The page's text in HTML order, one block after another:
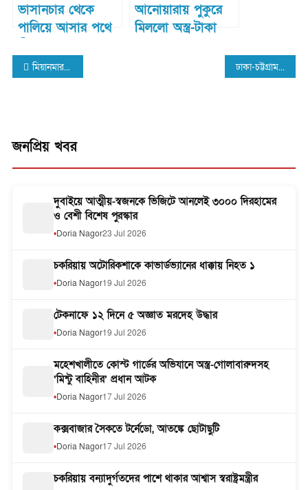
ভাসানচার থেকে
পালিয়ে আসার পথে
পড়লো ৪২ রোহিঙ্গা
আনোয়ারায় পুকুরে
মিললো অস্ত্র-টাকা
Post
মিয়ানমার থেকে ছোড়া গুলিতে বাংলাদেশি জেলে আহত ঢাকা-চট্টগ্রাম মহাসড়কের মিরসরাই এলাকায় সড়ক দূর্ঘটনায় ৩ জন নিহত
জনপ্রিয় খবর
দুবাইয়ে আত্মীয়-স্বজনকে ভিজিটে আনলেই ৩০০০ দিরহামের
ও বেশী বিশেষ পুরস্কার
Doria Nagor23 Jul 2026
চকরিয়ায় অটোরিকশাকে কাভার্ডভ্যানের ধাক্কায় নিহত ১
Doria Nagor19 Jul 2026
টেকনাফে ১২ দিনে ৫ অজ্ঞাত মরদেহ উদ্ধার
Doria Nagor19 Jul 2026
মহেশখালীতে কোস্ট গার্ডের অভিযানে অস্ত্র-গোলাবারুদসহ
‘মিন্টু বাহিনীর’ প্রধান আটক
Doria Nagor17 Jul 2026
কক্সবাজার সৈকতে টর্নেডো, আতঙ্কে ছোটাছুটি
Doria Nagor17 Jul 2026
চকরিয়ায় বন্যাদুর্গতদের পাশে থাকার আশ্বাস স্বরাষ্ট্রমন্ত্রীর